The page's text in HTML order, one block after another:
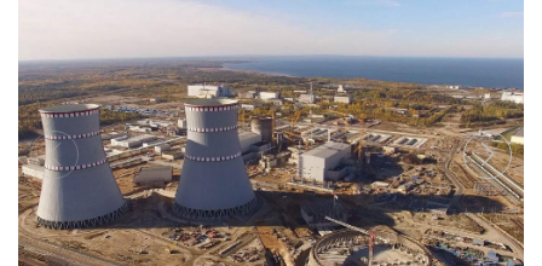
бетону,
металлу
по